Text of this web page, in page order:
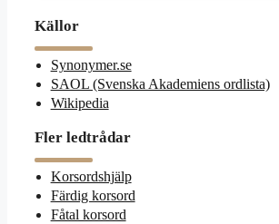
Källor
Synonymer.se
SAOL (Svenska Akademiens ordlista)
Wikipedia
Fler ledtrådar
Korsordshjälp
Färdig korsord
Fåtal korsord